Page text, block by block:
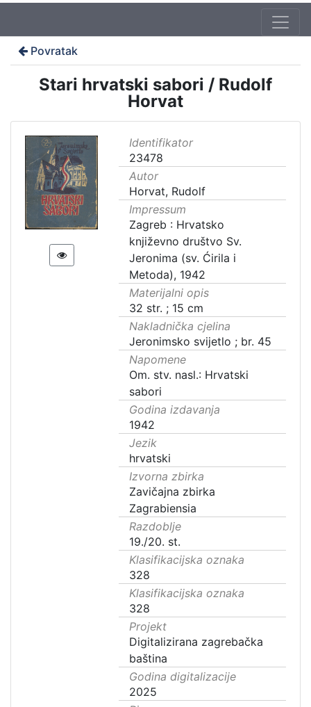
Povratak
Stari hrvatski sabori / Rudolf
Horvat
Identifikator
23478
Autor
Horvat, Rudolf
Impressum
Zagreb : Hrvatsko
književno društvo Sv.
Jeronima (sv. Ćirila i
Metoda), 1942
Materijalni opis
32 str. ; 15 cm
Nakladnička cjelina
Jeronimsko svijetlo ; br. 45
Napomene
Om. stv. nasl.: Hrvatski
sabori
Godina izdavanja
1942
Jezik
hrvatski
Izvorna zbirka
Zavičajna zbirka
Zagrabiensia
Razdoblje
19./20. st.
Klasifikacijska oznaka
328
Klasifikacijska oznaka
328
Projekt
Digitalizirana zagrebačka
baština
Godina digitalizacije
2025